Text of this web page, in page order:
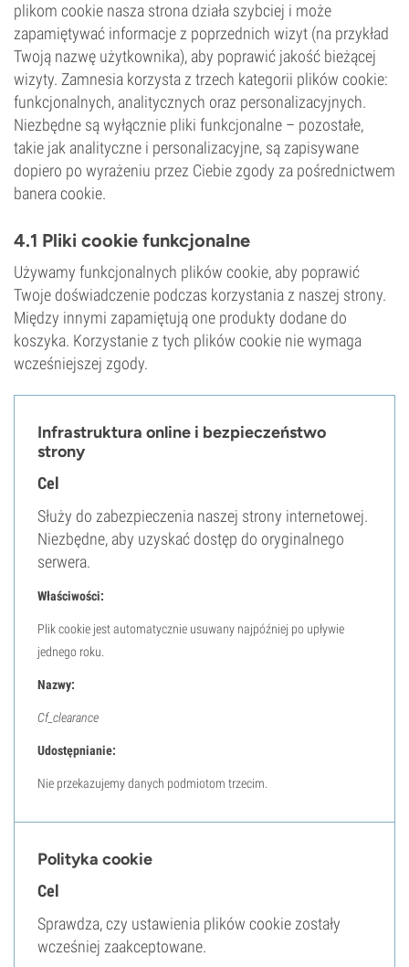
plikom cookie nasza strona działa szybciej i może
zapamiętywać informacje z poprzednich wizyt (na przykład
Twoją nazwę użytkownika), aby poprawić jakość bieżącej
wizyty. Zamnesia korzysta z trzech kategorii plików cookie:
funkcjonalnych, analitycznych oraz personalizacyjnych.
Niezbędne są wyłącznie pliki funkcjonalne – pozostałe,
takie jak analityczne i personalizacyjne, są zapisywane
dopiero po wyrażeniu przez Ciebie zgody za pośrednictwem
banera cookie.
4.1 Pliki cookie funkcjonalne
Używamy funkcjonalnych plików cookie, aby poprawić
Twoje doświadczenie podczas korzystania z naszej strony.
Między innymi zapamiętują one produkty dodane do
koszyka. Korzystanie z tych plików cookie nie wymaga
wcześniejszej zgody.
Infrastruktura online i bezpieczeństwo
strony
Cel
Służy do zabezpieczenia naszej strony internetowej.
Niezbędne, aby uzyskać dostęp do oryginalnego
serwera.
Właściwości:
Plik cookie jest automatycznie usuwany najpóźniej po upływie
jednego roku.
Nazwy:
Cf_clearance
Udostępnianie:
Nie przekazujemy danych podmiotom trzecim.
Polityka cookie
Cel
Sprawdza, czy ustawienia plików cookie zostały
wcześniej zaakceptowane.